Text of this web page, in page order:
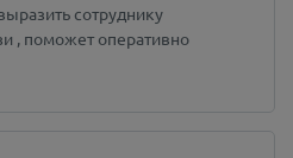
сотруднику
, поможет оперативно